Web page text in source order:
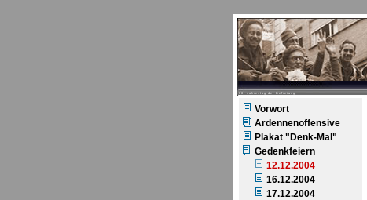
60. Jahrestag der Befreiung
Vorwort
Ardennenoffensive
Plakat "Denk-Mal"
Gedenkfeiern
12.12.2004
16.12.2004
17.12.2004